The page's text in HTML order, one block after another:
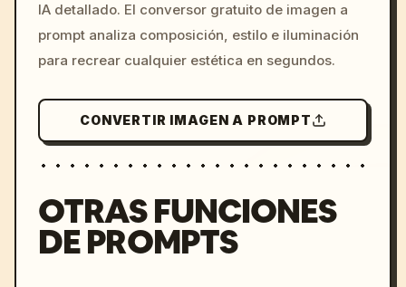
colors, 8k --v 6.0
IA detallado. El conversor gratuito de imagen a
prompt analiza composición, estilo e iluminación
para recrear cualquier estética en segundos.
CONVERTIR IMAGEN A PROMPT
OTRAS FUNCIONES
DE PROMPTS